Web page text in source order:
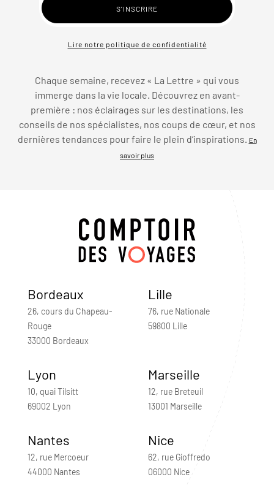
Lire notre politique de confidentialité
Chaque semaine, recevez « La Lettre » qui vous
immerge dans la vie locale. Découvrez en avant-
première : nos éclairages sur les destinations, les
conseils de nos spécialistes, nos coups de cœur, et nos
dernières tendances pour faire le plein d’inspirations.
En
savoir plus
Bordeaux
26, cours du Chapeau-
Rouge
33000 Bordeaux
Lille
76, rue Nationale
59800 Lille
Lyon
10, quai Tilsitt
69002 Lyon
Marseille
12, rue Breteuil
13001 Marseille
Nantes
12, rue Mercoeur
44000 Nantes
Nice
62, rue Gioffredo
06000 Nice